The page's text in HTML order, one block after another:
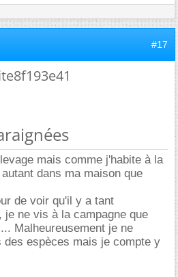
#17
mais comme j'habite à la
dans ma maison que
de voir qu'il y a tant
je ne vis à la campagne que
Malheureusement je ne
des espèces mais je compte y